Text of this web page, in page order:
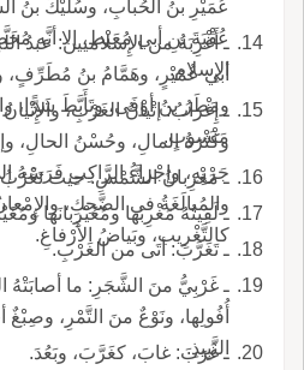
عُمَيْرِ بنُ الحُبابِ، وسُلَيْكُ بنُ
عُقْبَةَ بنِ أبي مُعَيْط، إلا أنَّه
الإِسلام.
ـ أَغْرِبَةُ من الإِسلاميين:
أبي عُمَيْرٍ، وهَمَّامُ بنُ مُطَرِّفٍ،
ومَطَرُ بنُ أوْفَى، وتَأَبَّطَ شَرًّا،
مَنْسوبٍ.
ـ إِغْرابُ: إتْيانُ الغَرْبِ،
وكَثْرَةُ المالِ، وحُسْنُ الحالِ،
جَرْيِهِ، وإجْراءُ الرَّاكِبِ فَرَسَهُ
والمُبالَغَةُ في الضَّحِكِ،
كالتَّغْرِيب، وبَياضُ الأَرْفاغِ.
ـ مَغْرِبانُ الشَّمْسِ: حيث
ـ لَقِيتُهُ مَغْرِبَها ومُغَيْرِبانَها
ـ تَغَرَّبَ: أتَى من الغَرْبِ.
ـ غَرْبِيُّ منَ الشَّجَرِ: ما
أُفُولِها، ونَوْعٌ منَ التَّمْرِ،
النَّبِيذِ.
ـ غَرَبَ: غابَ، كغَرَّبَ، وبَعُدَ.